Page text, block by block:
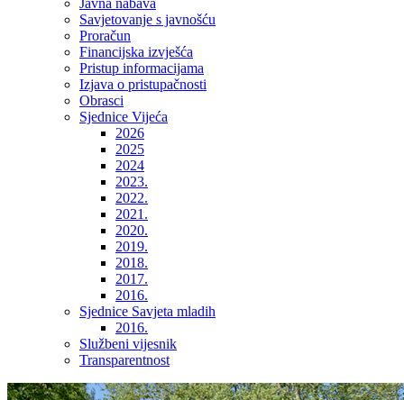
Javna nabava
Savjetovanje s javnošću
Proračun
Financijska izvješća
Pristup informacijama
Izjava o pristupačnosti
Obrasci
Sjednice Vijeća
2026
2025
2024
2023.
2022.
2021.
2020.
2019.
2018.
2017.
2016.
Sjednice Savjeta mladih
2016.
Službeni vijesnik
Transparentnost